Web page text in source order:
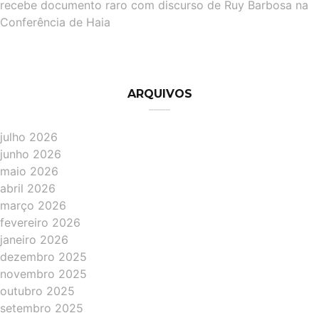
recebe documento raro com discurso de Ruy Barbosa na
Conferência de Haia
ARQUIVOS
julho 2026
junho 2026
maio 2026
abril 2026
março 2026
fevereiro 2026
janeiro 2026
dezembro 2025
novembro 2025
outubro 2025
setembro 2025